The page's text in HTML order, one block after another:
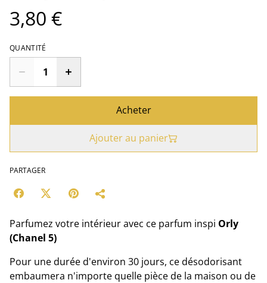
3,80 €
QUANTITÉ
Acheter
Ajouter au panier
PARTAGER
Parfumez votre intérieur avec ce parfum inspi Orly
(Chanel 5)
Pour une durée d'environ 30 jours, ce désodorisant
embaumera n'importe quelle pièce de la maison ou de